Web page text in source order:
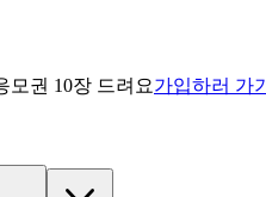
모권 10장 드려요가입하러 가기